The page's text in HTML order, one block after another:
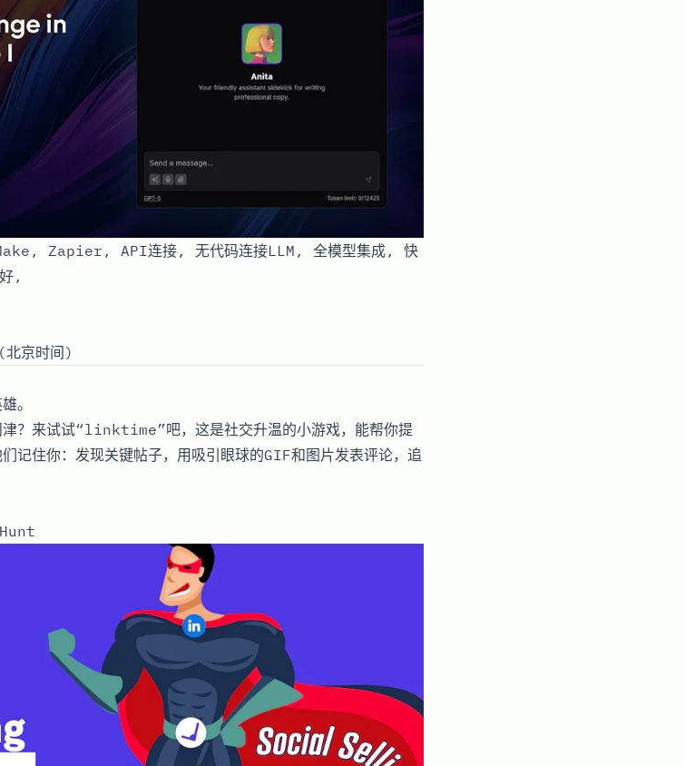
Zapier, API连接, 无代码连接LLM, 全模型集成, 快
,
京时间)
。
？来试试“linktime”吧，这是社交升温的小游戏，能帮你提
记住你：发现关键帖子，用吸引眼球的GIF和图片发表评论，追